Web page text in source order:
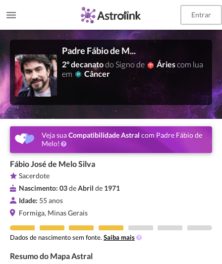
Entrar
Padre Fábio de Melo
2º decanatodo Signo de Áriescom lua
em
Câncer
Veja suaCompatibilidade Astral com Padre Fábio de
Melo!
Fábio José de Melo Silva
Sacerdote
Nascimento: 03deAbril de 1971
Idade: 55 anos
Formiga, Minas Gerais
Dados de nascimento sem fonte. Saiba mais
Resumo do Mapa Astral